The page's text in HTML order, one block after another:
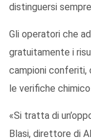
distinguersi
Gli operatori che
gratuitamente i
campioni conferiti,
le verifiche
«Si tratta di
Blasi, direttore di